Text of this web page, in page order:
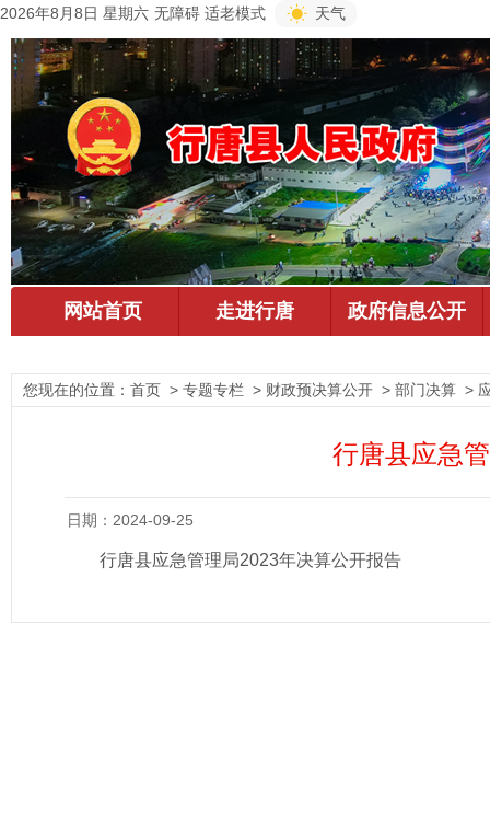
2026年8月8日 星期六 无障碍 适老模式 天气
您现在的位置： 首页 > 专题专栏 > 财政预决算公开 > 部门决算 >
行唐县应急
日期：2024-09-25
行唐县应急管理局2023年决算公开报告